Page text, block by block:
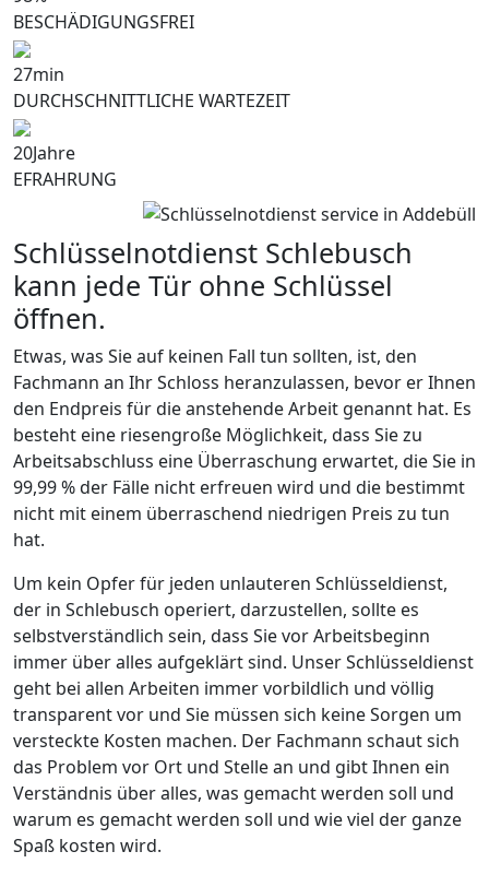
BESCHÄDIGUNGSFREI
27min
DURCHSCHNITTLICHE WARTEZEIT
20Jahre
EFRAHRUNG
Schlüsselnotdienst Schlebusch
kann jede Tür ohne Schlüssel
öffnen.
Etwas, was Sie auf keinen Fall tun sollten, ist, den
Fachmann an Ihr Schloss heranzulassen, bevor er Ihnen
den Endpreis für die anstehende Arbeit genannt hat. Es
besteht eine riesengroße Möglichkeit, dass Sie zu
Arbeitsabschluss eine Überraschung erwartet, die Sie in
99,99 % der Fälle nicht erfreuen wird und die bestimmt
nicht mit einem überraschend niedrigen Preis zu tun
hat.
Um kein Opfer für jeden unlauteren Schlüsseldienst,
der in Schlebusch operiert, darzustellen, sollte es
selbstverständlich sein, dass Sie vor Arbeitsbeginn
immer über alles aufgeklärt sind. Unser Schlüsseldienst
geht bei allen Arbeiten immer vorbildlich und völlig
transparent vor und Sie müssen sich keine Sorgen um
versteckte Kosten machen. Der Fachmann schaut sich
das Problem vor Ort und Stelle an und gibt Ihnen ein
Verständnis über alles, was gemacht werden soll und
warum es gemacht werden soll und wie viel der ganze
Spaß kosten wird.